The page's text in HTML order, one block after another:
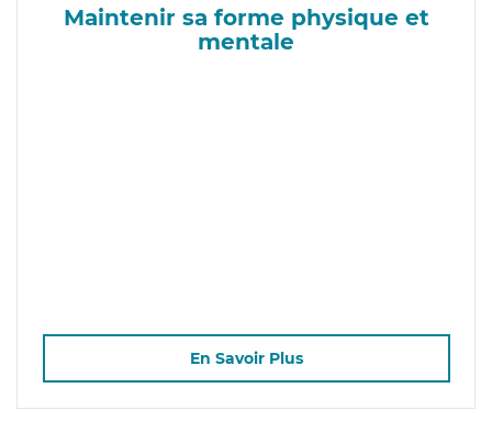
Maintenir sa forme physique et
mentale
En Savoir Plus